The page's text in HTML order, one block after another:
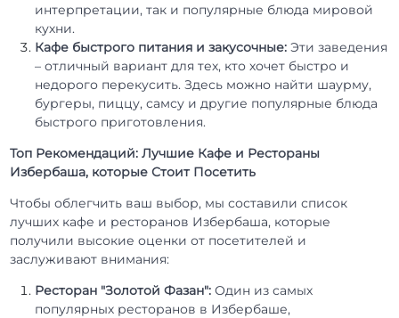
интерпретации, так и популярные блюда мировой
кухни.
Кафе быстрого питания и закусочные: Эти заведения
– отличный вариант для тех, кто хочет быстро и
недорого перекусить. Здесь можно найти шаурму,
бургеры, пиццу, самсу и другие популярные блюда
быстрого приготовления.
Топ Рекомендаций: Лучшие Кафе и Рестораны
Избербаша, которые Стоит Посетить
Чтобы облегчить ваш выбор, мы составили список
лучших кафе и ресторанов Избербаша, которые
получили высокие оценки от посетителей и
заслуживают внимания:
Ресторан "Золотой Фазан": Один из самых
популярных ресторанов в Избербаше,